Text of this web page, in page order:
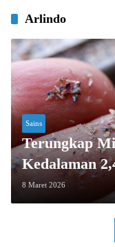
Arlindo
Sains
Terungkap
Kedalaman
8 Maret 2026